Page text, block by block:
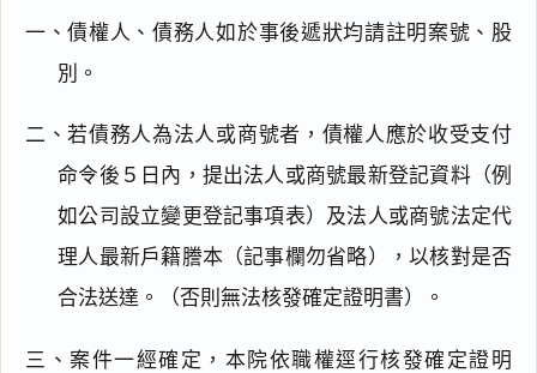
一、債權人、債務人如於事後遞狀均請註明案號、股
別。
二、若債務人為法人或商號者，債權人應於收受支付
命令後５日內，提出法人或商號最新登記資料（例
如公司設立變更登記事項表）及法人或商號法定代
理人最新戶籍謄本（記事欄勿省略），以核對是否
合法送達。（否則無法核發確定證明書）。
三、案件一經確定，本院依職權逕行核發確定證明
閱讀 研究